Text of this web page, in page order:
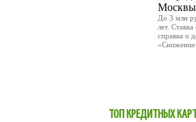
До 3 млн
лет.
справка о
«Снижение
ТОП КРЕДИТНЫХ